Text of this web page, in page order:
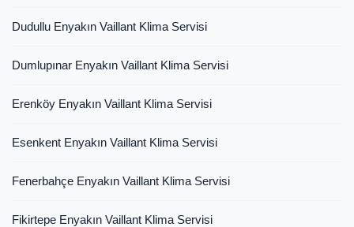
Dudullu Enyakın Vaillant Klima Servisi
Dumlupınar Enyakın Vaillant Klima Servisi
Erenköy Enyakın Vaillant Klima Servisi
Esenkent Enyakın Vaillant Klima Servisi
Fenerbahçe Enyakın Vaillant Klima Servisi
Fikirtepe Enyakın Vaillant Klima Servisi